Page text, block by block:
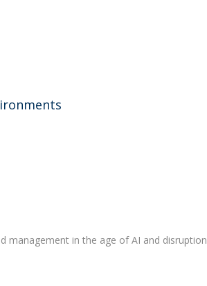
management in the age of AI and disruption